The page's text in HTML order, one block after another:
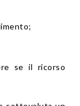
se il ricorso